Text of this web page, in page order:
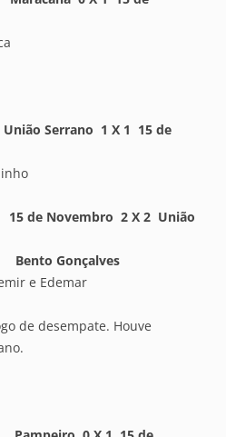
Serrano 1 X 1 15 de
de Novembro 2 X 2 União
e Edemar
de desempate. Houve